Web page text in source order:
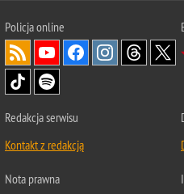
Policjaonline
Redakcja serwisu
Kontakt z redakcją
Nota prawna